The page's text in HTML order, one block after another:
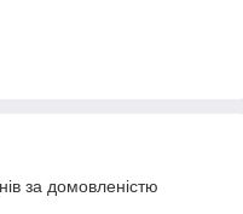
за домовленістю